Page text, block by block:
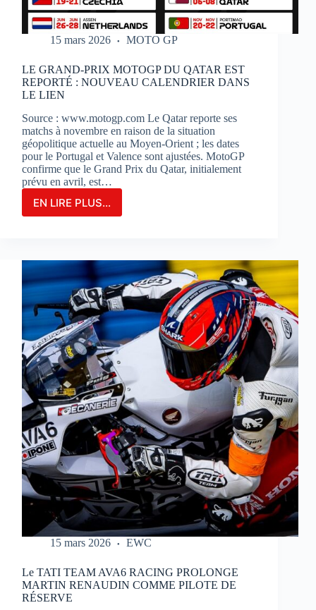
15 mars 2026 MOTO GP
LE GRAND-PRIX MOTOGP DU QATAR EST
REPORTÉ : NOUVEAU CALENDRIER DANS
LE LIEN
Source : www.motogp.com Le Qatar reporte ses
matchs à novembre en raison de la situation
géopolitique actuelle au Moyen-Orient ; les dates
pour le Portugal et Valence sont ajustées. MotoGP
confirme que le Grand Prix du Qatar, initialement
prévu en avril, est…
EN LIRE PLUS...
LE
DU
QATAR
EST
REPORTÉ
:
NOUVEAU
CALENDRIER
DANS
LE
LIEN
15 mars 2026 EWC
Le TATI TEAM AVA6 RACING PROLONGE
MARTIN RENAUDIN COMME PILOTE DE
RÉSERVE